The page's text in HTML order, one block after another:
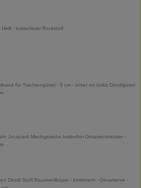
Helli - knitterfreier Rockstoff
für Trachtengürtel - 5 cm - ocker rot türkis Dirndlgürtel
Jacquard Mischgewebe knitterfrei Ornamentmuster -
Dirndl Stoff Baumwollköper - knitterarm - Ornamente -